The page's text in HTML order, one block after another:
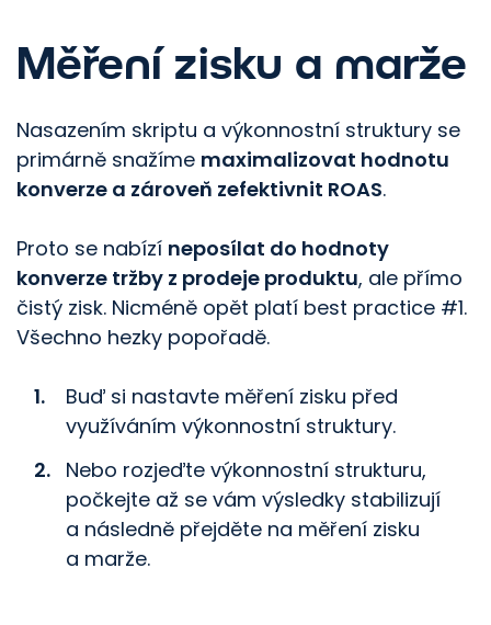
Měření zisku a marže
Nasazením skriptu a výkonnostní struktury se
primárně snažíme maximalizovat hodnotu
konverze a zároveň zefektivnit ROAS.
Proto se nabízí neposílat do hodnoty
konverze tržby z prodeje produktu, ale přímo
čistý zisk. Nicméně opět platí best practice #1.
Všechno hezky popořadě.
Buď si nastavte měření zisku před
využíváním výkonnostní struktury.
Nebo rozjeďte výkonnostní strukturu,
počkejte až se vám výsledky stabilizují
a následně přejděte na měření zisku
a marže.